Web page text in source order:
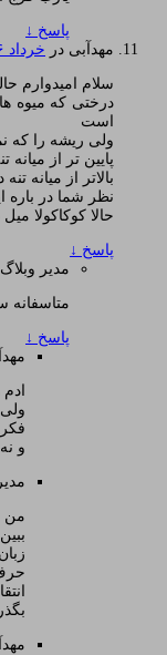
پاسخ ↓
مهدآبی در خرداد ۶, ۱۳۹۲ در ۸:۳۷ ب٫ظ
سلام امیدوارم
درختی که میوه
است
ولی ریشه را که
پایین تر از
بالاتر از میانه
نظر شما در
حالا کوکاکولا میل
پاسخ ↓
مدیر وبلاگ
متاسفانه
پاسخ ↓
و
من